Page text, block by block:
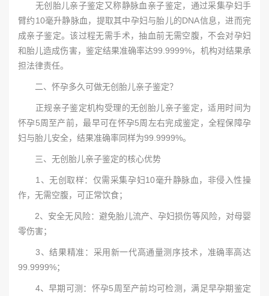
无创胎儿亲子鉴定又称静脉血亲子鉴定，通过采集孕妇手
臂约10毫升静脉血，提取其中孕妇与胎儿的DNA信息，进而完
成亲子鉴定。该过程无需手术，抽血前无需空腹，不会对孕妇
和胎儿造成伤害，鉴定结果准确率达99.9999%，机构对结果承
担法律责任。
二、怀孕多久可做无创胎儿亲子鉴定？
正规亲子鉴定机构受理的无创胎儿亲子鉴定，适用时间为
怀孕5周至产前，最早可在怀孕5周左右完成鉴定，全程保障孕
妇与胎儿安全，结果准确率同样为99.9999%。
三、无创胎儿亲子鉴定的核心优势
1、无创取样：仅需采集孕妇10毫升静脉血，非侵入性操
作，无需空腹，可正常饮食；
2、安全无风险：避免胎儿流产、孕妇损伤等风险，对母婴
零伤害；
3、结果精准：采用新一代高通量测序技术，准确率高达
99.9999%；
4、早期可测：怀孕5周至产前均可检测，满足早孕期鉴定